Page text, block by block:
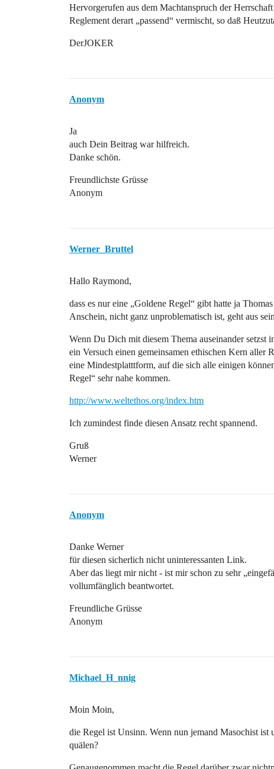
Hervorgerufen aus dem Machtanspruch der
Reglement derart „passend“ vermischt, so daß
DerJOKER
Anonym
Ja
auch Dein Beitrag war hilfreich.
Danke schön.
Freundlichste Grüsse
Anonym
Werner_Bruttel
Hallo Raymond,
dass es nur eine „Goldene Regel“ gibt hatte ja
Anschein, nicht ganz unproblematisch ist, geht aus
Wenn Du Dich mit diesem Thema auseinander setzst
ein Versuch einen gemeinsamen ethischen Kern
eine Mindestplatttform, auf die sich alle einigen
Regel“ sehr nahe kommen.
http://www.weltethos.org/index.htm
Ich zumindest finde diesen Ansatz recht spannend.
Gruß
Werner
Anonym
Danke Werner
für diesen sicherlich nicht uninteressanten Link.
Aber das liegt mir nicht - ist mir schon zu sehr
vollumfänglich beantwortet.
Freundliche Grüsse
Anonym
Michael_H_nnig
Moin Moin,
die Regel ist Unsinn. Wenn nun jemand Masochist ist
quälen?